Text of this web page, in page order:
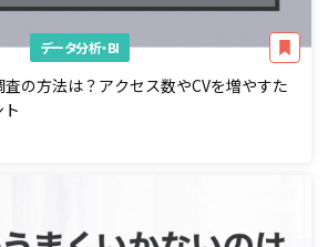
データ分析・BI
の方法は？アクセス数やCVを増やすた